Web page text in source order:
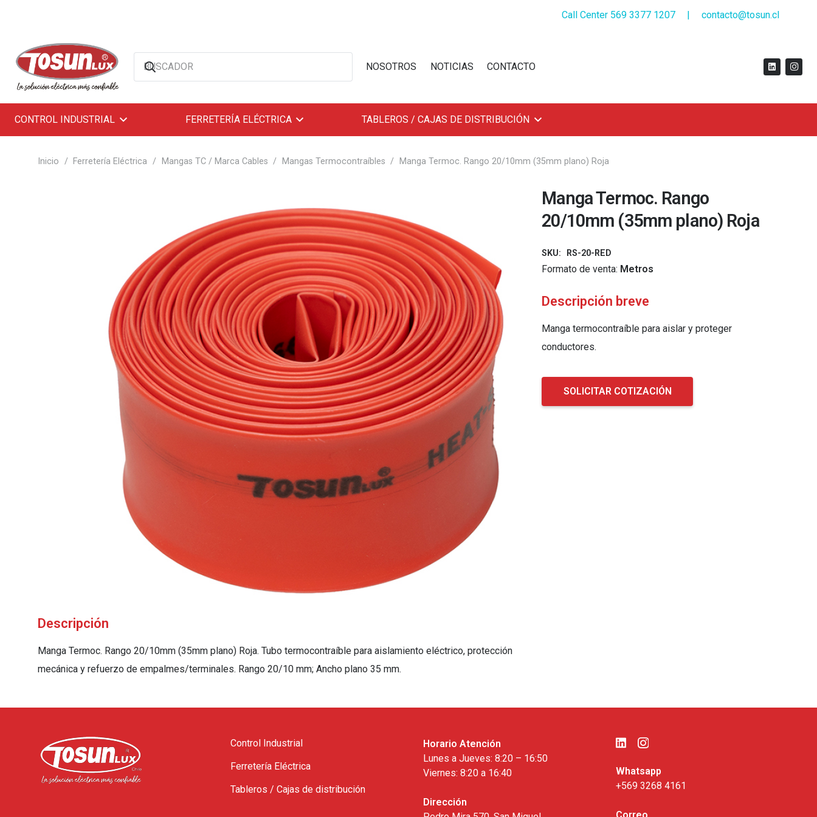
Call Center 569 3377 1207 | contacto@tosun.cl
NOSOTROS NOTICIAS CONTACTO
CONTROL INDUSTRIAL FERRETERÍA ELÉCTRICA TABLEROS / CAJAS DE DISTRIBUCIÓN
Inicio / Ferretería Eléctrica / Mangas TC / Marca Cables / Mangas Termocontraíbles / Manga Termoc. Rango 20/10mm (35mm plano) Roja
Descripción
Manga Termoc. Rango 20/10mm (35mm plano) Roja. Tubo termocontraíble para aislamiento eléctrico, protección
mecánica y refuerzo de empalmes/terminales. Rango 20/10 mm; Ancho plano 35 mm.
Manga Termoc. Rango
20/10mm (35mm plano) Roja
SKU: RS-20-RED
Formato de venta: Metros
Descripción breve
Manga termocontraíble para aislar y proteger
conductores.
SOLICITAR COTIZACIÓN
Control Industrial
Ferretería Eléctrica
Tableros / Cajas de distribución
Horario Atención
Lunes a Jueves: 8:20 – 16:50
Viernes: 8:20 a 16:40
Dirección
Whatsapp
+569 3268 4161